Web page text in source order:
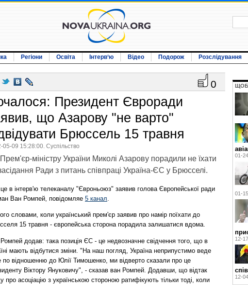
Регіони Освіта Інтерв‘ю Відео Подорож Розслідування
0
Президент Євроради
що Азарову "не варто"
Брюссель 15 травня
05-09 15:28:00. Суспільство
Прем'єр-міністру України Миколі Азарову порадили не їхати
Ради з питань співпраці Україна-ЄС у Брюсселі.
в інтерв'ю телеканалу "Євроньоюз" заявив голова Європейської ради
Ван Ромпей, повідомляе 5 канал.
словами, коли український прем'єр заявив про намір поїхати до
15 травня - європейська сторона порадила залишатися вдома.
додав: така позиція ЄС - це недвозначне свідчення того, що в
мають відбутися зміни. "На наш погляд, Україна неприпустимо веде
по відношенню до Юлії Тимошенко, ми відверто сказали про це
Віктору Януковичу", - сказав ван Ромпей. Додавши, що відтак
про асоціацію з українською стороною ратифікують тільки тоді, коли
ЩОБ
01-
01-
12-
12-